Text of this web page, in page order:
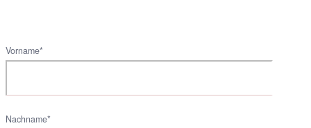
Vorname*
Nachname*